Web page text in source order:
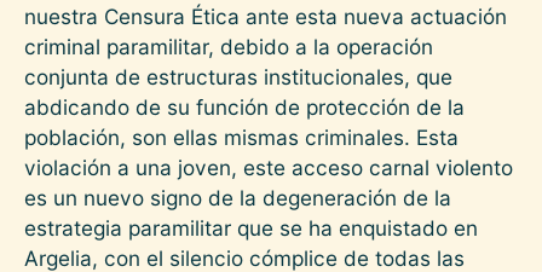
nuestra Censura Ética ante esta nueva actuación
criminal paramilitar, debido a la operación
conjunta de estructuras institucionales, que
abdicando de su función de protección de la
población, son ellas mismas criminales. Esta
violación a una joven, este acceso carnal violento
es un nuevo signo de la degeneración de la
estrategia paramilitar que se ha enquistado en
Argelia, con el silencio cómplice de todas las